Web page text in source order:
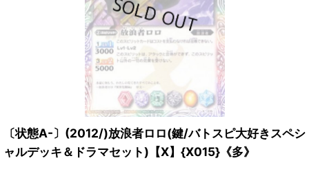
〔状態A-〕(2012/)放浪者ロロ(鍵/バトスピ大好きスペシ
ャルデッキ＆ドラマセット)【X】{X015}《多》